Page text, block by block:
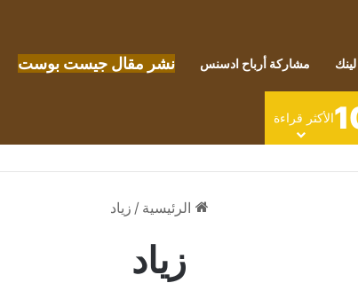
مشاركة أرباح ادسنس نشر مقال جيست بوست
الأكثر قراءة
الرئيسية / زياد
زياد